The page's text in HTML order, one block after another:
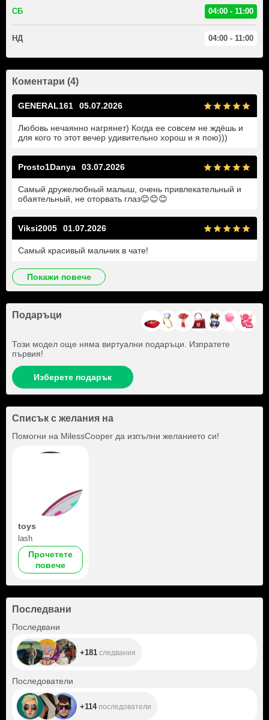
СБ 04:00 - 11:00
НД 04:00 - 11:00
Коментари (4)
GENERAL161 05.07.2026
Любовь нечаянно нагрянет) Когда ее совсем не ждёшь и
для кого то этот вечер удивительно хорош и я пою)))
Prosto1Danya 03.07.2026
Самый дружелюбный малыш, очень привлекательный и
обаятельный, не оторвать глаз😊😊😊
Viksi2005 01.07.2026
Самый красивый мальчик в чате!
покажи повече
Подаръци
Този модел още няма виртуални подаръци. Изпратете
първия!
Изберете подарък
Списък с желания на
Помогни на MilessCooper да изпълни желанието си!
toys
lash
Прочетете
повече
Последвани
Последвани
+181 следвания
Последователи
+114последователи